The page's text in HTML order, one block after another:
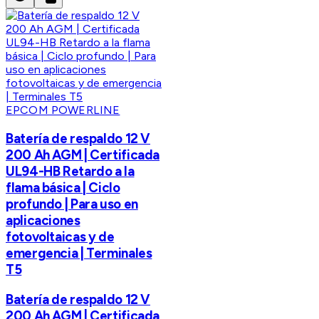
EPCOM POWERLINE
Batería de respaldo 12 V
200 Ah AGM | Certificada
UL94-HB Retardo a la
flama básica | Ciclo
profundo | Para uso en
aplicaciones
fotovoltaicas y de
emergencia | Terminales
T5
Batería de respaldo 12 V
200 Ah AGM | Certificada